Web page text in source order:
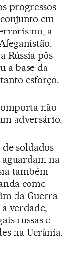
progressos
em
a
Rússia pôs
a base da
esforço.
não
adversário.
soldados
na
também
como
da Guerra
verdade,
russas e
na Ucrânia.